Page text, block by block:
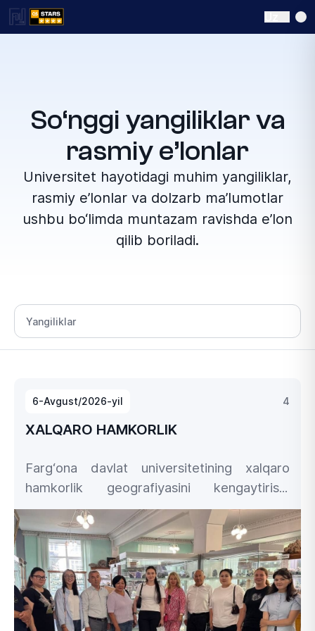
So‘nggi yangiliklar va
rasmiy e’lonlar
Universitet hayotidagi muhim yangiliklar,
rasmiy e’lonlar va dolzarb ma’lumotlar
ushbu bo‘limda muntazam ravishda e’lon
qilib boriladi.
Bo‘lim tanlang
6-Avgust/2026-yil 4
XALQARO HAMKORLIK
Farg‘ona davlat universitetining xalqaro
hamkorlik geografiyasini kengaytirish,
professor-o‘qituvchilarning kasbiy
salohiyatini yuksaltirish hamda ta’lim
jarayoniga ilg‘or xorijiy tajribalarni joriy etish
borasidagi izchil ishlari davom etmoqda.
Ana shunday hamkorlik loyihalaridan
biri sifatida Rossiya Federatsiyasining
Irkutsk ilmiy tadqiqotlar milliy texnik